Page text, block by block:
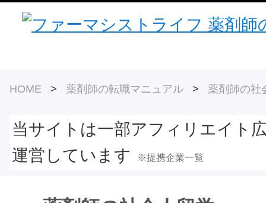
HOME > 薬剤師の転職マニュアル > 薬剤師の社
当サイトは一部アフィリエイト
運営しています
※提携企業一覧